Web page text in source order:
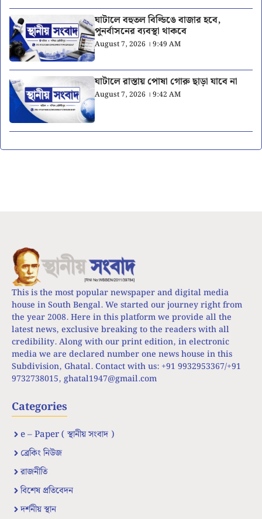
ঘাটালে বহুতল বিল্ডিঙে বাজার হবে,
পুনর্বাসনের ব্যবস্থা থাকবে
August 7, 2026 । 9:49 AM
ঘাটালে রাস্তায় পোষা গোরু ছাড়া যাবে না
August 7, 2026 । 9:42 AM
This is the most popular newspaper and digital media
house in South Bengal. We started our journey right from
the year 2008. Here in this platform we provide all the
latest news, exclusive breaking to the readers with all
credibility. Along with our print edition, in electronic
media we are declared number one news house in this
Subdivision, Ghatal. Contact with us: +91 9932953367/+91
9732738015, ghatal1947@gmail.com
Categories
e – Paper ( স্থানীয় সংবাদ )
ব্রেকিং নিউজ
রাজনীতি
বিশেষ প্রতিবেদন
দর্শনীয় স্থান